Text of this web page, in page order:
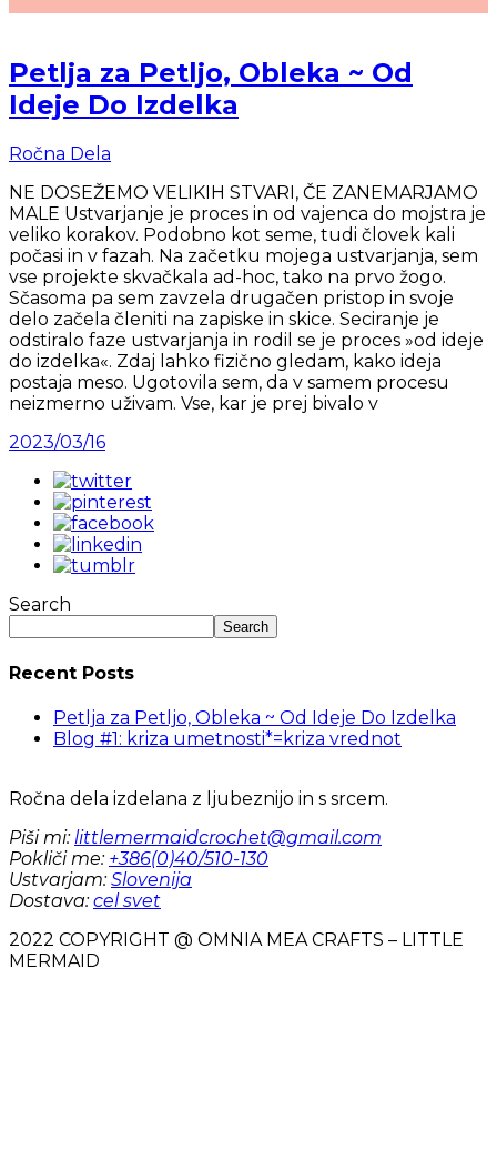
Petlja za Petljo, Obleka ~ Od
Ideje Do Izdelka
Ročna Dela
NE DOSEŽEMO VELIKIH STVARI, ČE ZANEMARJAMO
MALE Ustvarjanje je proces in od vajenca do mojstra je
veliko korakov. Podobno kot seme, tudi človek kali
počasi in v fazah. Na začetku mojega ustvarjanja, sem
vse projekte skvačkala ad-hoc, tako na prvo žogo.
Sčasoma pa sem zavzela drugačen pristop in svoje
delo začela členiti na zapiske in skice. Seciranje je
odstiralo faze ustvarjanja in rodil se je proces »od ideje
do izdelka«. Zdaj lahko fizično gledam, kako ideja
postaja meso. Ugotovila sem, da v samem procesu
neizmerno uživam. Vse, kar je prej bivalo v
2023/03/16
Search
Search
Recent Posts
Petlja za Petljo, Obleka ~ Od Ideje Do Izdelka
Blog #1: kriza umetnosti*=kriza vrednot
Ročna dela izdelana z ljubeznijo in s srcem.
Piši mi: littlemermaidcrochet@gmail.com
Pokliči me: +386(0)40/510-130
Ustvarjam:Slovenija
Dostava:cel svet
2022 COPYRIGHT @ OMNIA MEA CRAFTS – LITTLE
MERMAID